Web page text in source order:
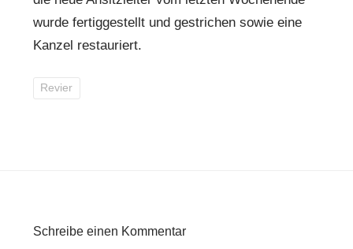
wurde fertiggestellt und gestrichen sowie eine
Kanzel restauriert.
Revier
Schreibe einen Kommentar